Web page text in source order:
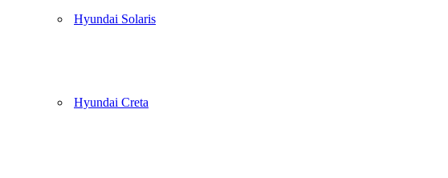
Hyundai Solaris
Hyundai Creta